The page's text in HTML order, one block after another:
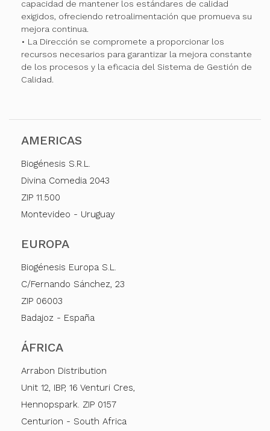
capacidad de mantener los estándares de calidad
exigidos, ofreciendo retroalimentación que promueva su
mejora continua.
• La Dirección se compromete a proporcionar los
recursos necesarios para garantizar la mejora constante
de los procesos y la eficacia del Sistema de Gestión de
Calidad.
AMERICAS
Biogénesis S.R.L.
Divina Comedia 2043
ZIP 11.500
Montevideo - Uruguay
EUROPA
Biogénesis Europa S.L.
C/Fernando Sánchez, 23
ZIP 06003
Badajoz - España
ÁFRICA
Arrabon Distribution
Unit 12, IBP, 16 Venturi Cres,
Hennopspark. ZIP 0157
Centurion - South Africa